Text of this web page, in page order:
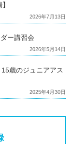
2026年7月13日
ー講習会
2026年5月14日
歳のジュニアアス
2025年4月30日